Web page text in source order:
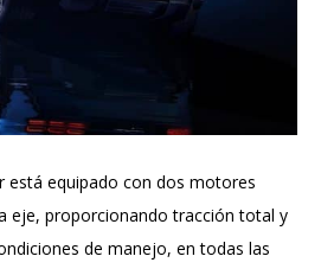
está equipado con dos motores
eje, proporcionando tracción total y
de manejo, en todas las